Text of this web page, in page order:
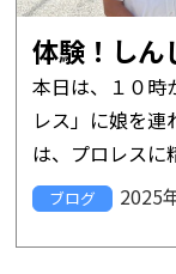
体験！しん
本日は、１０時
レス」に娘を連
は、プロレスに
ているもので、
ものです。 娘
ブログ 2025